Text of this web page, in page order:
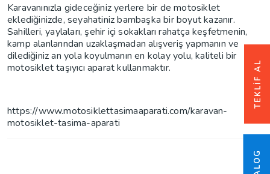
TEKLIF AL
Karavanınızla gideceğiniz yerlere bir de motosiklet
eklediğinizde, seyahatiniz bambaşka bir boyut kazanır.
Sahilleri, yaylaları, şehir içi sokakları rahatça keşfetmenin,
kamp alanlarından uzaklaşmadan alışveriş yapmanın ve
dilediğiniz an yola koyulmanın en kolay yolu, kaliteli bir
motosiklet taşıyıcı aparat kullanmaktır.
https://www.motosiklettasimaaparati.com/karavan-
motosiklet-tasima-aparati